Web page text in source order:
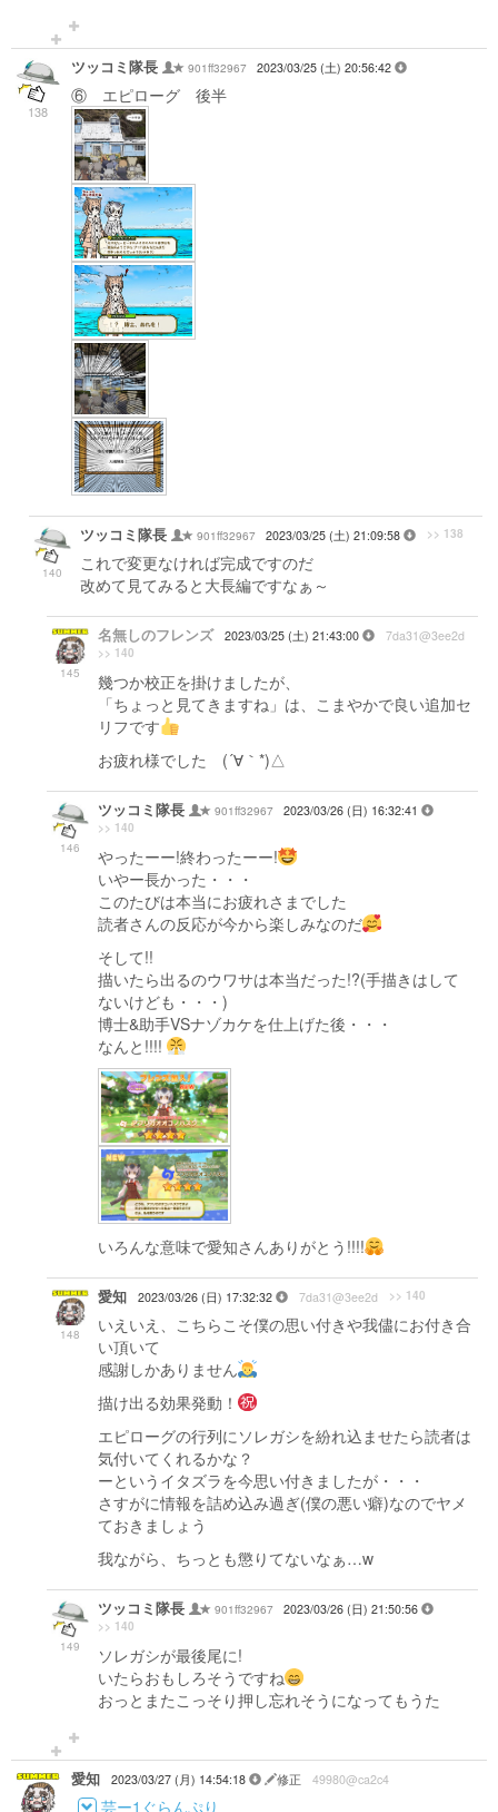
138
ツッコミ隊長 901ff32967 2023/03/25 (土) 20:56:42
⑥ エピローグ 後半
140
ツッコミ隊長 901ff32967 2023/03/25 (土) 21:09:58 >> 138
これで変更なければ完成ですのだ
改めて見てみると大長編ですなぁ～
145
名無しのフレンズ 2023/03/25 (土) 21:43:00 7da31@3ee2d
>> 140
幾つか校正を掛けましたが、
「ちょっと見てきますね」は、こまやかで良い追加セ
リフです
お疲れ様でした (´∀｀*)△
146
ツッコミ隊長 901ff32967 2023/03/26 (日) 16:32:41
>> 140
やったーー!終わったーー!
いやー長かった・・・
このたびは本当にお疲れさまでした
読者さんの反応が今から楽しみなのだ
そして!!
描いたら出るのウワサは本当だった!?(手描きはして
ないけども・・・)
博士&助手VSナゾカケを仕上げた後・・・
なんと!!!!
いろんな意味で愛知さんありがとう!!!!
148
愛知 2023/03/26 (日) 17:32:32 7da31@3ee2d >> 140
いえいえ、こちらこそ僕の思い付きや我儘にお付き合
い頂いて
感謝しかありません
描け出る効果発動！
エピローグの行列にソレガシを紛れ込ませたら読者は
気付いてくれるかな？
ーというイタズラを今思い付きましたが・・・
さすがに情報を詰め込み過ぎ(僕の悪い癖)なのでヤメ
ておきましょう
我ながら、ちっとも懲りてないなぁ…w
149
ツッコミ隊長 901ff32967 2023/03/26 (日) 21:50:56
>> 140
ソレガシが最後尾に!
いたらおもしろそうですね
おっとまたこっそり押し忘れそうになってもうた
愛知 2023/03/27 (月) 14:54:18 修正 49980@ca2c4
芸ー1ぐらんぷり